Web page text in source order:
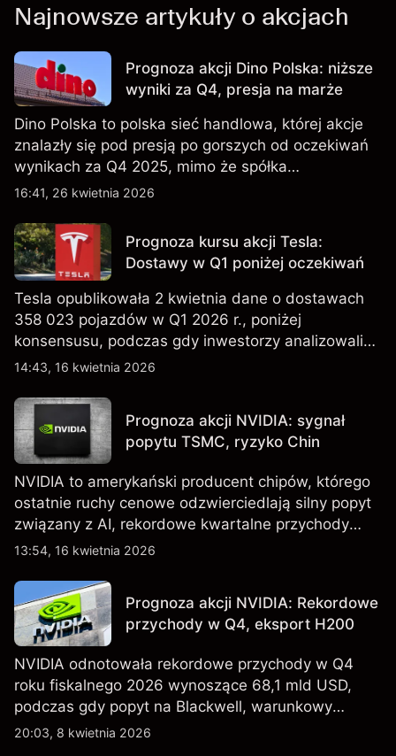
Najnowsze artykuły o akcjach
Prognoza akcji Dino Polska: niższe
wyniki za Q4, presja na marże
Dino Polska to polska sieć handlowa, której akcje
znalazły się pod presją po gorszych od oczekiwań
wynikach za Q4 2025, mimo że spółka
kontynuowała rozwój sieci sklepów w Q1 2026.
wiarygodnym wskaźnikiem przyszłych rezultatów.
16:41, 26 kwietnia 2026
Prognoza kursu akcji Tesla:
Dostawy w Q1 poniżej oczekiwań
Tesla opublikowała 2 kwietnia dane o dostawach
358 023 pojazdów w Q1 2026 r., poniżej
konsensusu, podczas gdy inwestorzy analizowali
również wzrost zapasów i plany dotyczące
osiągnięte w przeszłości nie są wiarygodnym
wskaźnikiem przyszłych rezultatów.
14:43, 16 kwietnia 2026
Prognoza akcji NVIDIA: sygnał
popytu TSMC, ryzyko Chin
NVIDIA to amerykański producent chipów, którego
ostatnie ruchy cenowe odzwierciedlają silny popyt
związany z AI, rekordowe kwartalne przychody
oraz utrzymującą się niepewność wokół kontroli
zewnętrznych analityków.
13:54, 16 kwietnia 2026
Prognoza akcji NVIDIA: Rekordowe
przychody w Q4, eksport H200
NVIDIA odnotowała rekordowe przychody w Q4
roku fiskalnego 2026 wynoszące 68,1 mld USD,
podczas gdy popyt na Blackwell, warunkowy
eksport H200 do Chin oraz osłabienie szerszego
20:03, 8 kwietnia 2026